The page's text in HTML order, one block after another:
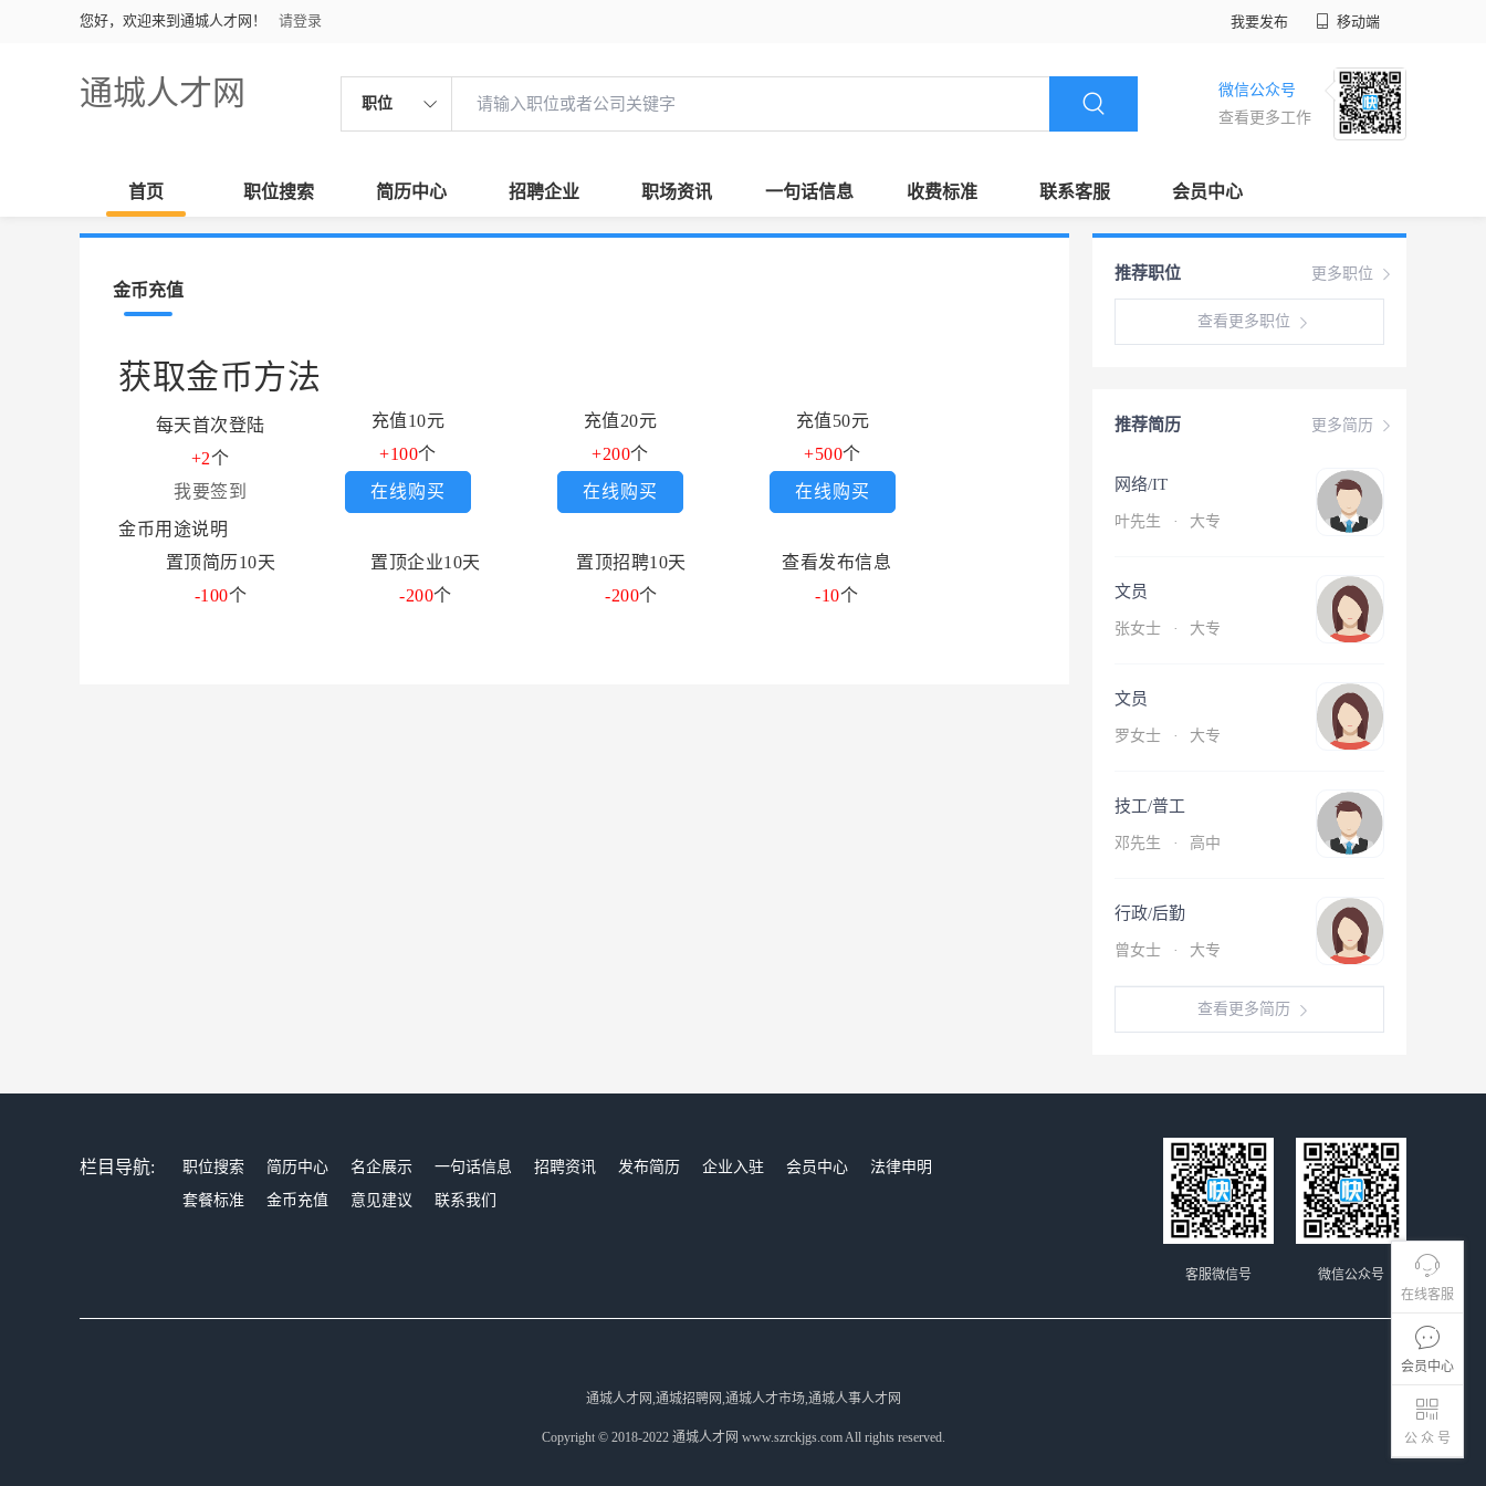
您好，欢迎来到通城人才网！ 请登录 我要发布 移动端
通城人才网 职位
微信公众号
查看更多工作
首页 职位搜索 简历中心 招聘企业 职场资讯 一句话信息 收费标准 联系客服 会员中心
在线客服
会员中心
公 众 号
金币充值
获取金币方法
每天首次登陆
+2个
我要签到
充值10元
+100个
在线购买
充值20元
+200个
在线购买
充值50元
+500个
在线购买
金币用途说明
置顶简历10天
置顶企业10天 置顶招聘10天
查看发布信息
-100个 -200个 -200个 -10个
更多职位
推荐职位
查看更多职位
更多简历
推荐简历
网络/IT
叶先生 · 大专
文员
张女士 · 大专
文员
罗女士 · 大专
技工/普工
邓先生 · 高中
行政/后勤
曾女士 · 大专
查看更多简历
栏目导航: 职位搜索 简历中心 名企展示 一句话信息 招聘资讯 发布简历 企业入驻 会员中心
法律申明
套餐标准
金币充值 意见建议 联系我们
微信公众号
客服微信号
通城人才网,通城招聘网,通城人才市场,通城人事人才网
Copyright © 2018-2022 通城人才网 www.szrckjgs.com All rights reserved.